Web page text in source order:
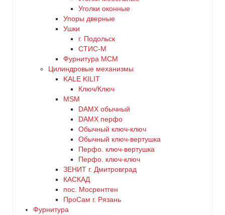
Уголки оконные
Упоры дверные
Ушки
г. Подольск
СТИС-М
Фурнитура МСМ
Цилиндровые механизмы
KALE KILIT
Ключ/Ключ
MSM
DАMX обычный
DАMX перфо
Oбычный ключ-ключ
Обычный ключ-вертушка
Перфо. ключ-вертушка
Перфо. ключ-ключ
ЗЕНИТ г. Дмитровград
КАСКАД
пос. Мосрентген
ПроСам г. Рязань
Фурнитура